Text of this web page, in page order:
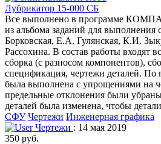
Лубрикатор 15-000 СБ
Все выполнено в программе
из альбома заданий для
Борковская, Е.А. Гулянская, К.И.
Рассохина. В состав работы входят
сборка (с разносом компонентов),
спецификация, чертежи деталей. По
была выполнена с упрощениями на
предельные отклонения были
деталей была изменена, чтобы
СФУ Чертежи Инженерная графика
Чертежи : 14 мая 2019
350 руб.